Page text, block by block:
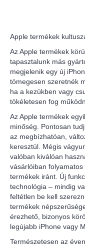
Apple termékek
Az Apple termékek
tapasztalunk más
megjelenik egy új
tömegesen szeretnék
ha a kezükben vagy
tökéletesen fog
Az Apple termékek
minőség. Pontosan
az megbízhatóan,
keresztül. Mégis
valóban kiválóan
vásárlóiban
termékek iránt. Új
technológia – mindig
feltétlen be kell
termékek
érezhető, bizonyos
legújabb iPhone vagy
Természetesen az